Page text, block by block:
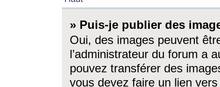
» Puis-je publier des
Oui, des images peuvent
l’administrateur du forum a
pouvez transférer des
vous devez faire un lien